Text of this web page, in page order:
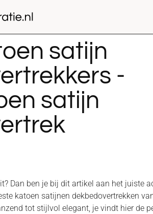
satijn
-
satijn
Dan ben je bij dit artikel aan het juiste
katoen satijnen dekbedovertrekken
tot stijlvol elegant, je vindt hier de